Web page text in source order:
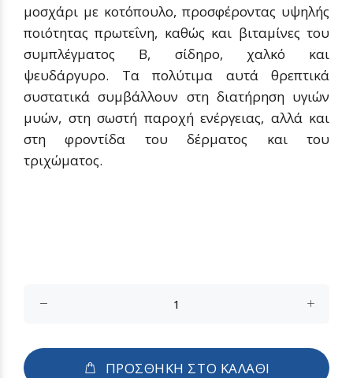
μοσχάρι με κοτόπουλο, προσφέροντας υψηλής
ποιότητας πρωτεΐνη, καθώς και βιταμίνες του
συμπλέγματος Β, σίδηρο, χαλκό και
ψευδάργυρο. Τα πολύτιμα αυτά θρεπτικά
συστατικά συμβάλλουν στη διατήρηση υγιών
μυών, στη σωστή παροχή ενέργειας, αλλά και
στη φροντίδα του δέρματος και του
τριχώματος.
ΠΡΟΣΘΗΚΗ ΣΤΟ ΚΑΛΑΘΙ